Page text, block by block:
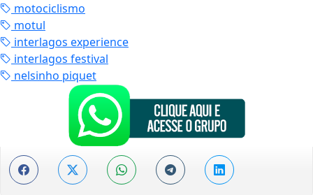
motociclismo
motul
interlagos experience
interlagos festival
nelsinho piquet